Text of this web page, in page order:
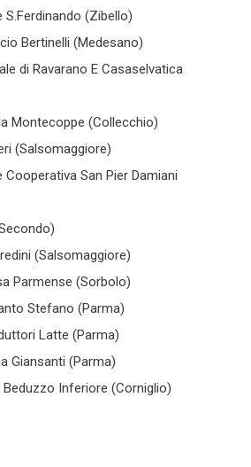
S.Ferdinando (Zibello)
Bertinelli (Medesano)
di Ravarano E Casaselvatica
Montecoppe (Collecchio)
(Salsomaggiore)
San Pier Damiani
(Salsomaggiore)
Parmense (Sorbolo)
Stefano (Parma)
Latte (Parma)
Giansanti (Parma)
Beduzzo Inferiore (Corniglio)